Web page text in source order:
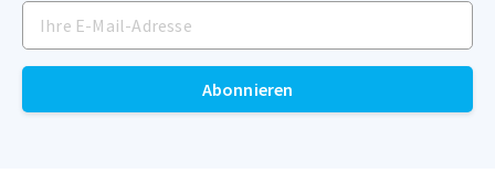
Abonnieren